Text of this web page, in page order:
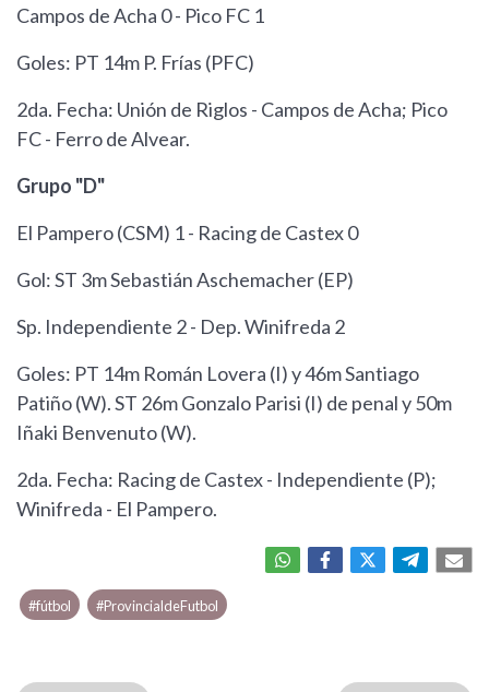
Campos de Acha 0 - Pico FC 1
Goles: PT 14m P. Frías (PFC)
2da. Fecha: Unión de Riglos - Campos de Acha; Pico
FC - Ferro de Alvear.
Grupo "D"
El Pampero (CSM) 1 - Racing de Castex 0
Gol: ST 3m Sebastián Aschemacher (EP)
Sp. Independiente 2 - Dep. Winifreda 2
Goles: PT 14m Román Lovera (I) y 46m Santiago
Patiño (W). ST 26m Gonzalo Parisi (I) de penal y 50m
Iñaki Benvenuto (W).
2da. Fecha: Racing de Castex - Independiente (P);
Winifreda - El Pampero.
#fútbol #ProvincialdeFutbol